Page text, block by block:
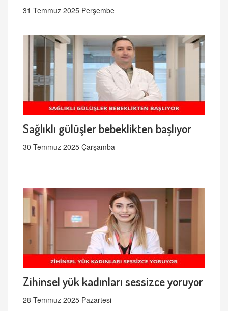
31 Temmuz 2025 Perşembe
Sağlıklı gülüşler bebeklikten başlıyor
30 Temmuz 2025 Çarşamba
Zihinsel yük kadınları sessizce yoruyor
28 Temmuz 2025 Pazartesi